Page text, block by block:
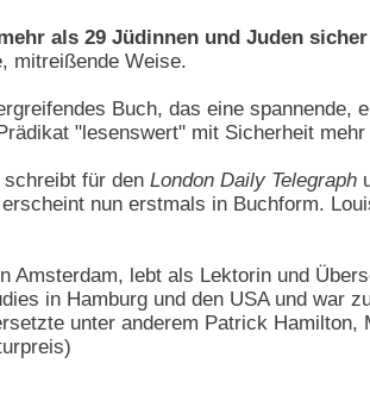
als 29 Jüdinnen und Juden
mitreißende Weise.
Buch, das eine spannende,
"lesenswert" mit Sicherheit
für den London Daily Telegraph
nun erstmals in Buchform.
Amsterdam, lebt als Lektorin und
in Hamburg und den USA und war
unter anderem Patrick